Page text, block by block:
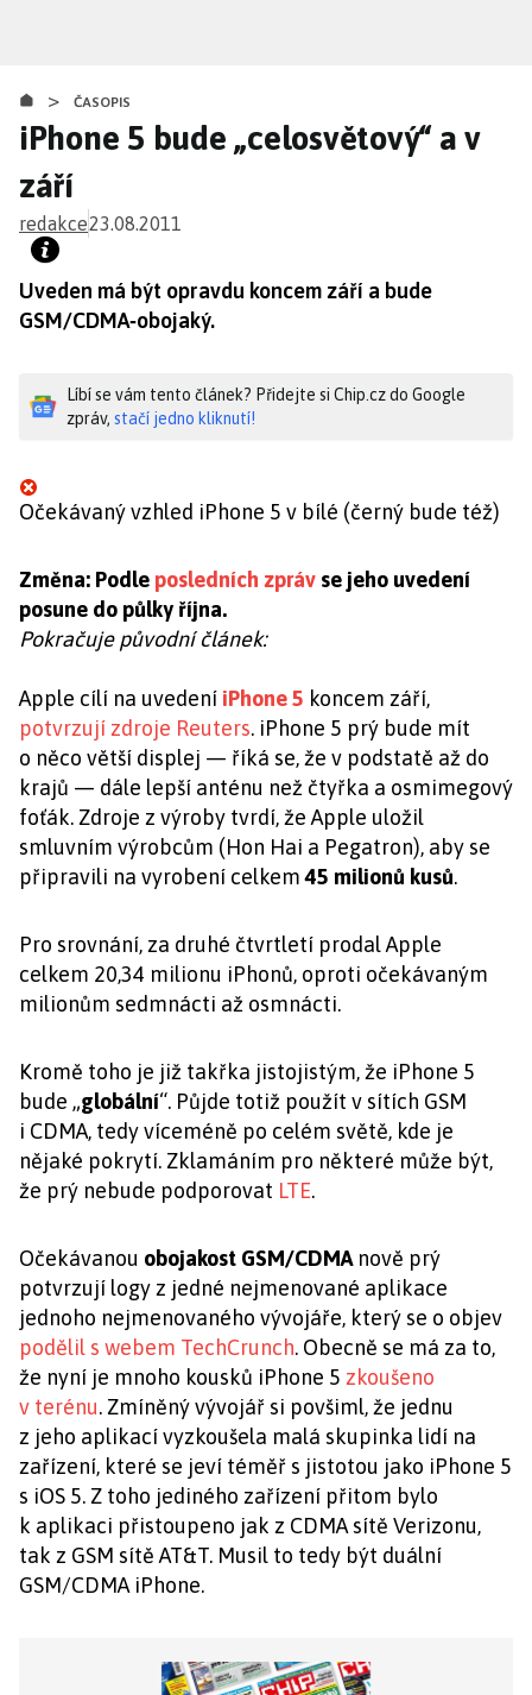
obsahu
> ČASOPIS
iPhone 5 bude „celosvětový“ a v
září
redakce23.08.2011
Uveden má být opravdu koncem září a bude
GSM/CDMA­‑obojaký.
Líbí se vám tento článek? Přidejte si Chip.cz do Google
zpráv, stačí jedno kliknutí!
Očekávaný vzhled iPhone 5 v bílé (černý bude též)
Změna: Podle posledních zpráv se jeho uvedení
posune do půlky října.
Pokračuje původní článek:
Apple cílí na uvedení iPhone 5 koncem září,
potvrzují zdroje Reuters. iPhone 5 prý bude mít
o něco větší displej — říká se, že v podstatě až do
krajů — dále lepší anténu než čtyřka a osmimegový
foťák. Zdroje z výroby tvrdí, že Apple uložil
smluvním výrobcům (Hon Hai a Pegatron), aby se
připravili na vyrobení celkem45 milionů kusů.
Pro srovnání, za druhé čtvrtletí prodal Apple
celkem 20,34 milionu iPhonů, oproti očekávaným
milionům sedmnácti až osmnácti.
Kromě toho je již takřka jistojistým, že iPhone 5
bude „globální“. Půjde totiž použít v sítích GSM
i CDMA, tedy víceméně po celém světě, kde je
nějaké pokrytí. Zklamáním pro některé může být,
že prý nebude podporovat LTE.
Očekávanou obojakost GSM/CDMAnově prý
potvrzují logy z jedné nejmenované aplikace
jednoho nejmenovaného vývojáře, který se o objev
podělil s webem TechCrunch. Obecně se má za to,
že nyní je mnoho kousků iPhone 5 zkoušeno
v terénu. Zmíněný vývojář si povšiml, že jednu
z jeho aplikací vyzkoušela malá skupinka lidí na
zařízení, které se jeví téměř s jistotou jako iPhone 5
s iOS 5. Z toho jediného zařízení přitom bylo
k aplikaci přistoupeno jak z CDMA sítě Verizonu,
tak z GSM sítě AT&T. Musil to tedy být duální
GSM/CDMA iPhone.